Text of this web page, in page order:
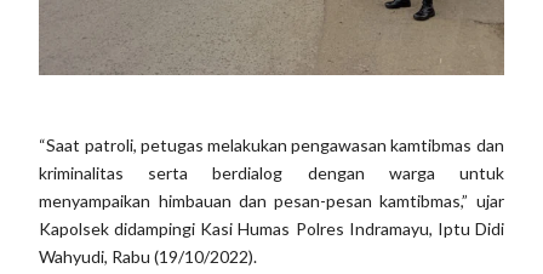
“Saat patroli, petugas melakukan pengawasan kamtibmas dan
kriminalitas serta berdialog dengan warga untuk
menyampaikan himbauan dan pesan-pesan kamtibmas,” ujar
Kapolsek didampingi Kasi Humas Polres Indramayu, Iptu Didi
Wahyudi, Rabu (19/10/2022).